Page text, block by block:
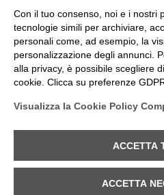
1 2 3
© Laura Vimercati All
Privacy e
Con il tuo consenso, noi e i nostri
tecnologie simili per archiviare,
personali come, ad esempio, la
personalizzazione degli annunci.
alla privacy, è possibile scegliere
cookie. Clicca su preferenze
Visualizza la Cookie Policy
ACCETTA
ACCETTA